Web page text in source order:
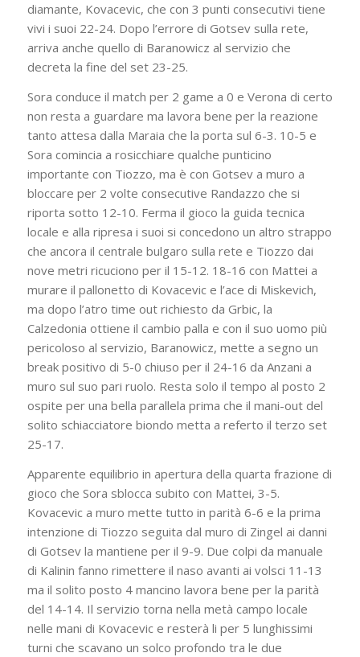
diamante, Kovacevic, che con 3 punti consecutivi tiene
vivi i suoi 22-24. Dopo l’errore di Gotsev sulla rete,
arriva anche quello di Baranowicz al servizio che
decreta la fine del set 23-25.
Sora conduce il match per 2 game a 0 e Verona di certo
non resta a guardare ma lavora bene per la reazione
tanto attesa dalla Maraia che la porta sul 6-3. 10-5 e
Sora comincia a rosicchiare qualche punticino
importante con Tiozzo, ma è con Gotsev a muro a
bloccare per 2 volte consecutive Randazzo che si
riporta sotto 12-10. Ferma il gioco la guida tecnica
locale e alla ripresa i suoi si concedono un altro strappo
che ancora il centrale bulgaro sulla rete e Tiozzo dai
nove metri ricuciono per il 15-12. 18-16 con Mattei a
murare il pallonetto di Kovacevic e l’ace di Miskevich,
ma dopo l’atro time out richiesto da Grbic, la
Calzedonia ottiene il cambio palla e con il suo uomo più
pericoloso al servizio, Baranowicz, mette a segno un
break positivo di 5-0 chiuso per il 24-16 da Anzani a
muro sul suo pari ruolo. Resta solo il tempo al posto 2
ospite per una bella parallela prima che il mani-out del
solito schiacciatore biondo metta a referto il terzo set
25-17.
Apparente equilibrio in apertura della quarta frazione di
gioco che Sora sblocca subito con Mattei, 3-5.
Kovacevic a muro mette tutto in parità 6-6 e la prima
intenzione di Tiozzo seguita dal muro di Zingel ai danni
di Gotsev la mantiene per il 9-9. Due colpi da manuale
di Kalinin fanno rimettere il naso avanti ai volsci 11-13
ma il solito posto 4 mancino lavora bene per la parità
del 14-14. Il servizio torna nella metà campo locale
nelle mani di Kovacevic e resterà li per 5 lunghissimi
turni che scavano un solco profondo tra le due